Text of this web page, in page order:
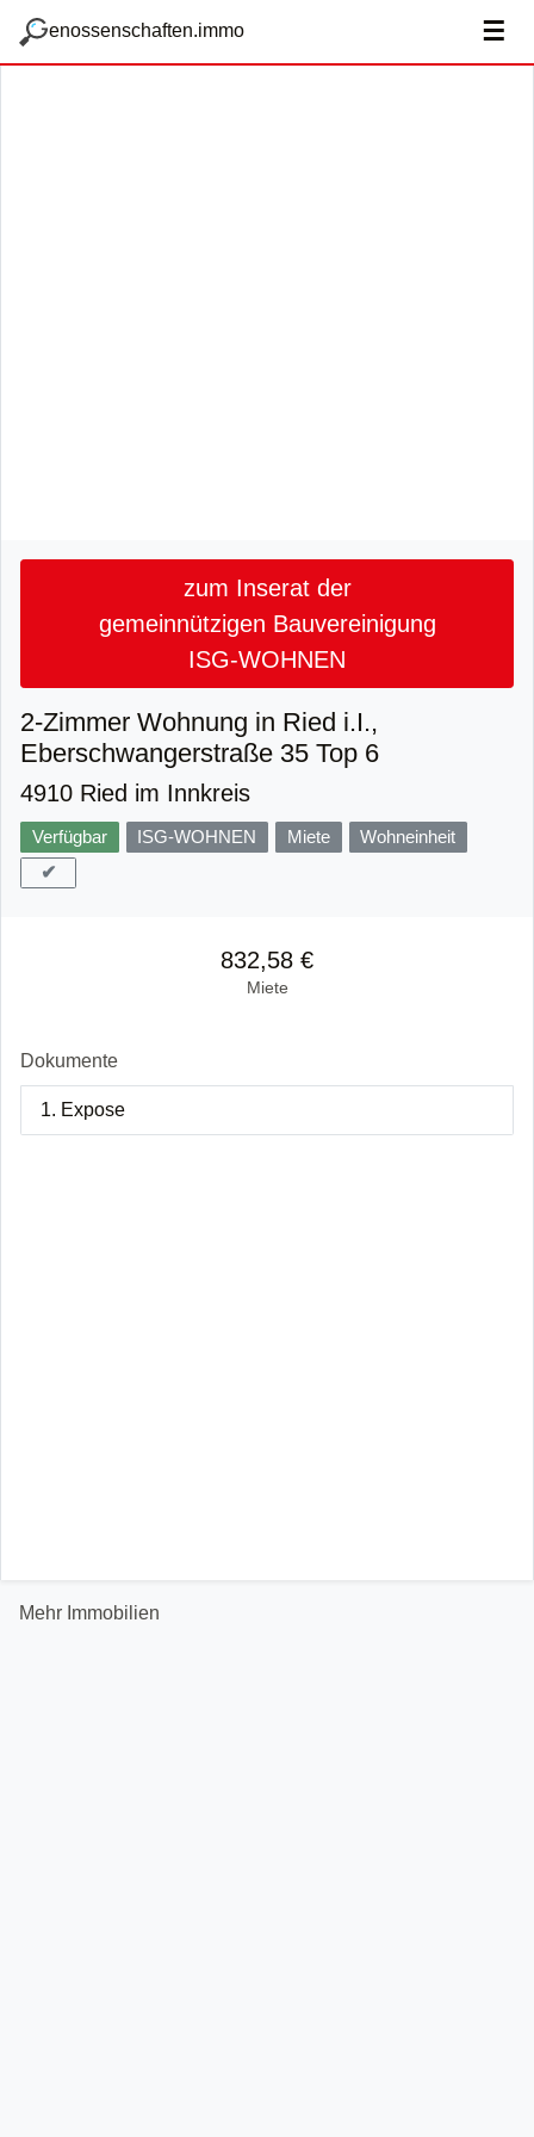
g
enossenschaften.immo ☰
zum Inserat der
gemeinnützigen Bauvereinigung
ISG-WOHNEN
2-Zimmer Wohnung in Ried i.I.,
Eberschwangerstraße 35 Top 6
4910 Ried im Innkreis
Verfügbar ISG-WOHNEN Miete
Wohneinheit
✔
832,58 €
Miete
Dokumente
1. Expose
Mehr Immobilien